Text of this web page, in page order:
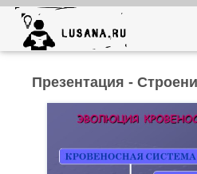
Презентация -